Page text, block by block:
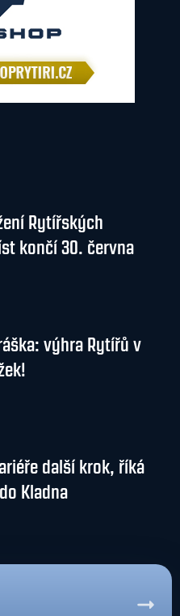
Rytířských
končí 30. června
výhra Rytířů v
další krok, říká
Kladna